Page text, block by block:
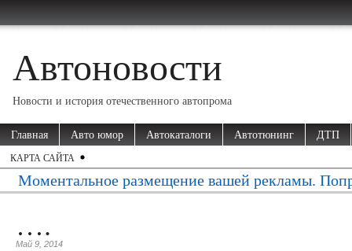
Автоновости
Новости и история отечественного автопрома
Главная Авто юмор Автокаталоги Автотюнинг ДТП
КАРТА САЙТА
Моментальное размещение вашей рекламы.
….
Май 9, 2014